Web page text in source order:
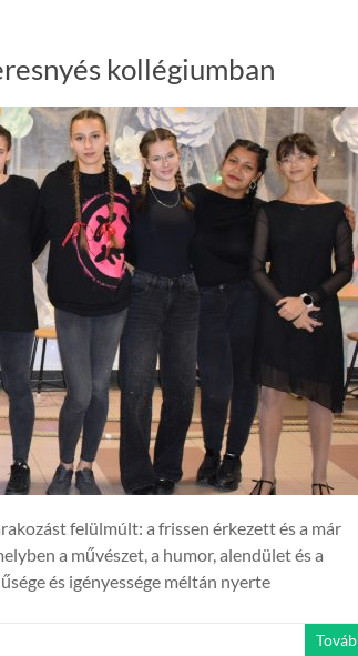
kollégiumban
felülmúlt: a frissen érkezett és a már
a művészet, a humor, alendület és a
és igényessége méltán nyerte